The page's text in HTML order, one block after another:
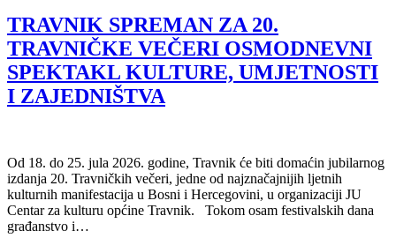
TRAVNIK SPREMAN ZA 20.
TRAVNIČKE VEČERI OSMODNEVNI
SPEKTAKL KULTURE, UMJETNOSTI
I ZAJEDNIŠTVA
Od 18. do 25. jula 2026. godine, Travnik će biti domaćin jubilarnog
izdanja 20. Travničkih večeri, jedne od najznačajnijih ljetnih
kulturnih manifestacija u Bosni i Hercegovini, u organizaciji JU
Centar za kulturu općine Travnik. Tokom osam festivalskih dana
građanstvo i…